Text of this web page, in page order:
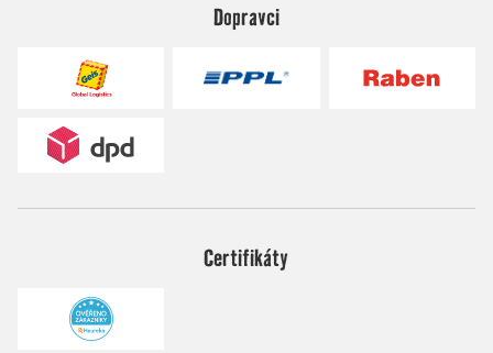
Dopravci
Certifikáty